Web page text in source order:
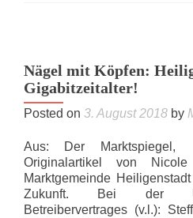
Nägel mit Köpfen:
Gigabitzeitalter!
Posted on 3. August 2018 by
Aus: Der
Originalartikel von
Marktgemeinde
Zukunft. Bei der
Betreibervertrages (v.l.):